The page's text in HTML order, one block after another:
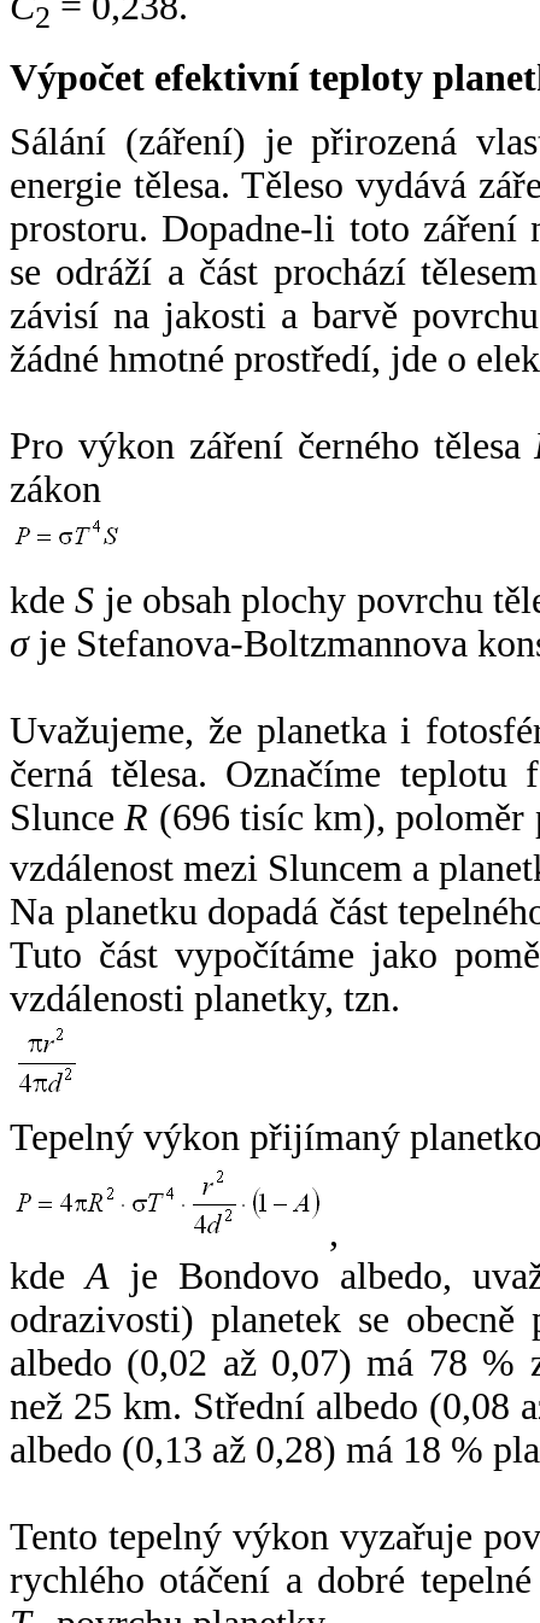
2
Výpočet efektivní teploty
Sálání (záření) je přirozená
energie tělesa. Těleso vydává
prostoru. Dopadne-li toto záření
se odráží a část prochází
závisí na jakosti a barvě
žádné hmotné prostředí, jde o
Pro výkon záření černého tělesa
zákon
kdeS je obsah plochy povrchu
σje Stefanova-Boltzmannova
Uvažujeme, že planetka i
černá tělesa. Označíme
SlunceR (696 tisíc km),
vzdálenost mezi Sluncem a
Na planetku dopadá část
Tuto část vypočítáme jako
vzdálenosti planetky, tzn.
Tepelný výkon přijímaný
,
kdeA je Bondovo albedo,
odrazivosti) planetek se
albedo (0,02 až 0,07) má 78 %
než 25 km. Střední albedo (0,08
albedo (0,13 až 0,28) má 18 %
Tento tepelný výkon vyzařuje
rychlého otáčení a dobré